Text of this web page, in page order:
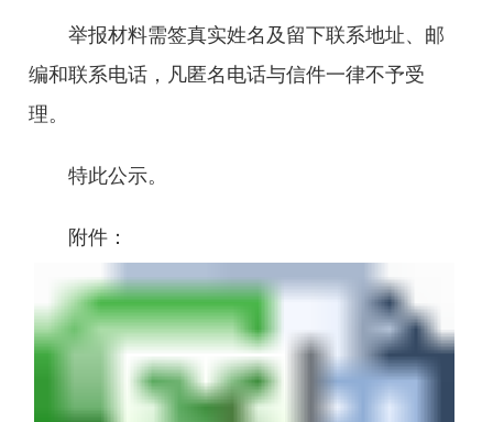
举报材料需签真实姓名及留下联系地址、邮
编和联系电话，凡匿名电话与信件一律不予受
理。
特此公示。
附件：